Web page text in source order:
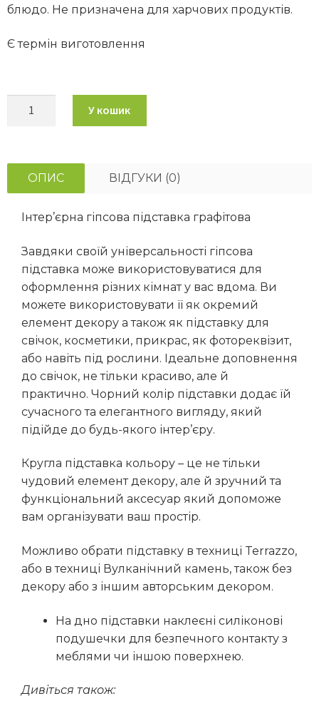
блюдо. Не призначена для харчових продуктів.
Є термін виготовлення
У кошик
ОПИС ВІДГУКИ (0)
Інтер’єрна гіпсова підставка графітова
Завдяки своїй універсальності гіпсова
підставка може використовуватися для
оформлення різних кімнат у вас вдома. Ви
можете використовувати її як окремий
елемент декору а також як підставку для
свічок, косметики, прикрас, як фотореквізит,
або навіть під рослини. Ідеальне доповнення
до свічок, не тільки красиво, але й
практично. Чорний колір підставки додає їй
сучасного та елегантного вигляду, який
підійде до будь-якого інтер’єру.
Кругла підставка кольору – це не тільки
чудовий елемент декору, але й зручний та
функціональний аксесуар який допоможе
вам організувати ваш простір.
Можливо обрати підставку в техниці Terrazzo,
або в техниці Вулканічний камень, також без
декору або з іншим авторським декором.
На дно підставки наклеєні силіконові
подушечки для безпечного контакту з
меблями чи іншою поверхнею.
Дивіться також: